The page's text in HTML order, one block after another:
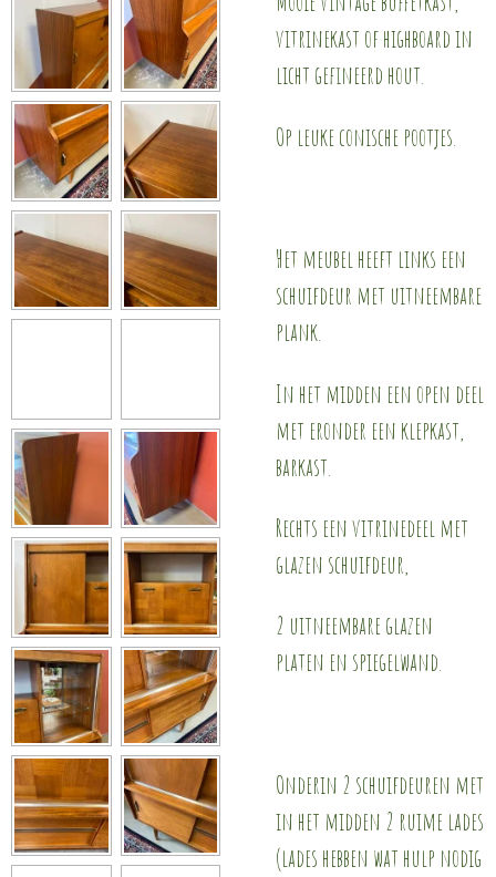
vitrinekast of highboard in
licht gefineerd hout.
Op leuke conische pootjes.
Het meubel heeft links een
schuifdeur met uitneembare
plank.
In het midden een open deel
met eronder een klepkast,
barkast.
Rechts een vitrinedeel met
glazen schuifdeur,
2 uitneembare glazen
platen en spiegelwand.
Onderin 2 schuifdeuren met
in het midden 2 ruime lades
(lades hebben wat hulp nodig